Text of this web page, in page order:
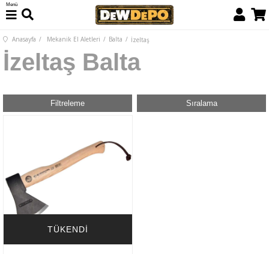
Menü
Anasayfa Mekanik El Aletleri Balta İzeltaş
İzeltaş Balta
Filtreleme Sıralama
TÜKENDI